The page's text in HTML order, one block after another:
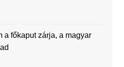
a főkaput zárja, a magyar